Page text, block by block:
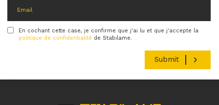
Condition
En cochant cette case, je confirme que j'ai lu et que j'accepte la
politique de confidentialité de Stabilame.